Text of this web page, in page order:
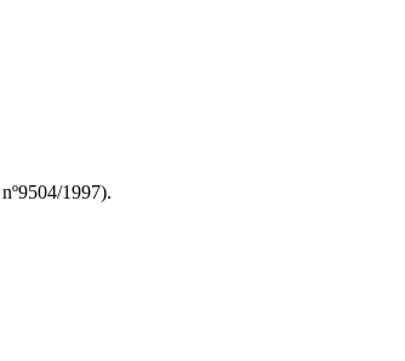
1997).